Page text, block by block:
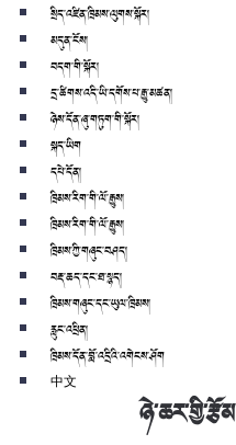
སྲིད་འཛིན་ཁྲིམས་ལུགས་སྐོར།
མདུན་ངོས།
བདག་གི་སྐོར།
དྲ་ཚིགས་འདི་ཡི་དགོས་པ་རྒྱུ་མཚན།
ཉེས་དོན་ཞུ་གཏུག་གི་སྐོར།
སྐད་ཡིག
དཔེ་དོན།
ཁྲིམས་རིག་གི་ལོ་རྒྱུས།
ཁྲིམས་རིག་གི་ལོ་རྒྱུས།
ཁྲིམས་ཀྱི་གཞུང་བཤད།
བརྡ་ཆད་དང་ཐ་སྙད།
ཁྲིམས་གཞུང་དང་ཡུལ་ཁྲིམས།
རླུང་འཕྲིན།
ཁྲིམས་དོན་བློ་འདྲིའི་འགེངས་ཤོག
中文
ཉེ་ཆར་གྱི་རྩོམ